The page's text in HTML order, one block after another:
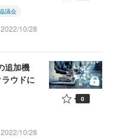
議会
2022/10/28
追加機
ウドに
2022/10/28
0